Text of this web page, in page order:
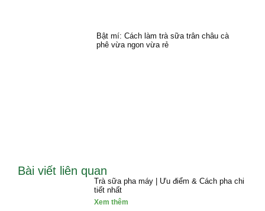
Bật mí: Cách làm trà sữa trân châu cà
phê vừa ngon vừa rẻ
Bài viết liên quan
Trà sữa pha máy | Ưu điểm & Cách pha chi
tiết nhất
Xem thêm